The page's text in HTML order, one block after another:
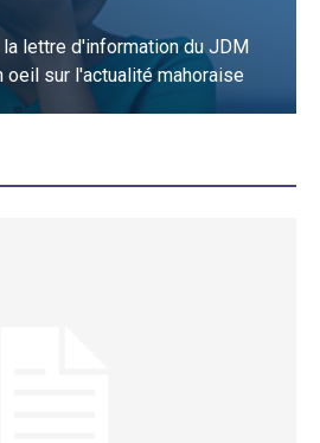
lettre d'information du JDM
oeil sur l'actualité mahoraise